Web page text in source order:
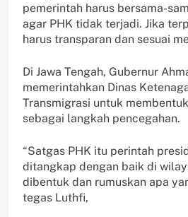
pemerintah harus bersama-
agar PHK tidak terjadi. Jika
harus transparan dan sesuai
Di Jawa Tengah, Gubernur
memerintahkan Dinas
Transmigrasi untuk
sebagai langkah pencegahan.
“Satgas PHK itu perintah
ditangkap dengan baik di
dibentuk dan rumuskan apa
tegas Luthfi,